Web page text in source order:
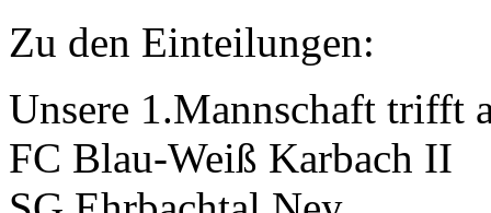
Zu den Einteilungen:
Unsere 1.Mannschaft trifft
FC Blau-Weiß Karbach II